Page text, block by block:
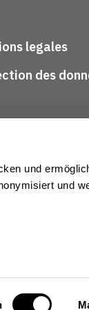
und
und
legales
des